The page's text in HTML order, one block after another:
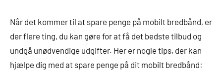
Når det kommer til at spare penge på mobilt bredbånd, er
der flere ting, du kan gøre for at få det bedste tilbud og
undgå unødvendige udgifter. Her er nogle tips, der kan
hjælpe dig med at spare penge på dit mobilt bredbånd: